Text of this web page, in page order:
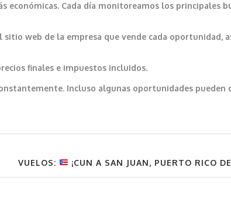
Cada día monitoreamos los principales
web de la empresa que vende cada oportunidad,
finales e impuestos incluidos.
Incluso algunas oportunidades pueden
VUELOS: ¡CUN A SAN JUAN, PUERTO RICO